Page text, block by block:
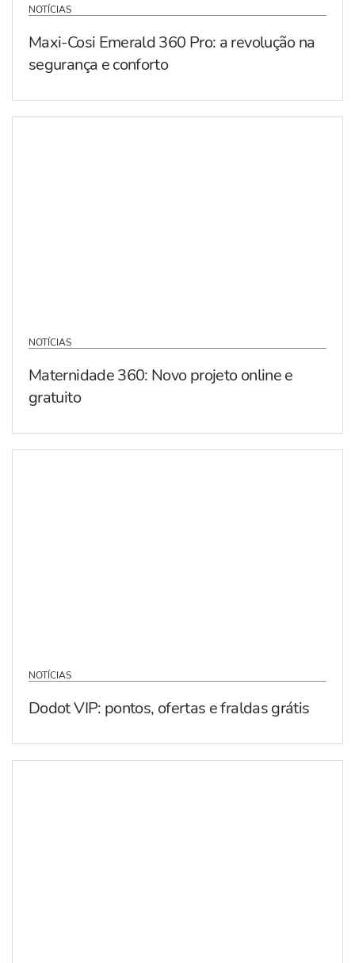
NOTÍCIAS
Maxi-Cosi Emerald 360 Pro: a revolução na
segurança e conforto
NOTÍCIAS
Maternidade 360: Novo projeto online e
gratuito
NOTÍCIAS
Dodot VIP: pontos, ofertas e fraldas grátis